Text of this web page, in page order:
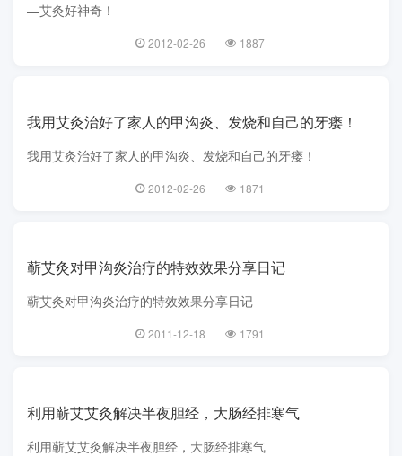
—艾灸好神奇！
2012-02-26 1887
我用艾灸治好了家人的甲沟炎、发烧和自己的牙瘘！
我用艾灸治好了家人的甲沟炎、发烧和自己的牙瘘！
2012-02-26 1871
蕲艾灸对甲沟炎治疗的特效效果分享日记
蕲艾灸对甲沟炎治疗的特效效果分享日记
2011-12-18 1791
利用蕲艾艾灸解决半夜胆经，大肠经排寒气
利用蕲艾艾灸解决半夜胆经，大肠经排寒气